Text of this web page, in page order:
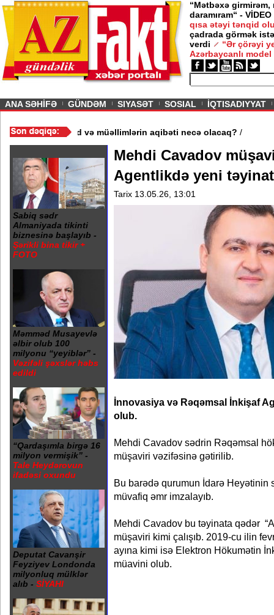
“Mətbəxə girmirəm,
daramıram“ - VİDEO
qısa ətəyi tənqid
çadrada görmək
verdi
“Ər çörəyi
Azərbaycanlı model
ANA SƏHİFƏ GÜNDƏM SIYASƏT SOSIAL İQTISADIYYAT
məktəb bağlandı - Şagird və müəllimlərin aqibəti necə olacaq?
Sabiq sədr
Almaniyada tikinti
biznesinə başlayıb -
Şərikli bina tikir +
FOTO
Məmməd Musayevlə
əlbir olub 100
milyonu “yeyiblər” -
Vəzifəli şəxslər həbs
edildi
“Qardaşımla birgə 16
milyon vermişik” -
Tale Heydərovun
ifadəsi oxundu
Deputat Cavanşir
Feyziyev Londonda
milyonluq mülklər
alıb - SİYAHI
Mehdi Cavadov
Agentlikdə yeni təyinat
Tarix 13.05.26, 13:01
İnnovasiya və Rəqəmsal İnkişaf
olub.
Mehdi Cavadov sədrin Rəqəmsal
müşaviri vəzifəsinə gətirilib.
Bu barədə qurumun İdarə Heyətinin
müvafiq əmr imzalayıb.
Mehdi Cavadov bu təyinata qədər
müşaviri kimi çalışıb. 2019-cu ilin
ayına kimi isə Elektron Hökumətin
müavini olub.